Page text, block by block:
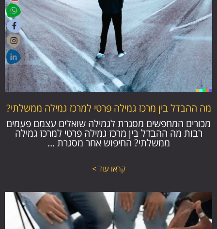
מה ההבדל בין מרכז גמילה פרטי למרכז גמילה ממשלתי?
מכורים המחפשים מסגרת לגמילה שואלים עצמם פעמים
רבות מה ההבדל בין מרכז גמילה פרטי למרכז גמילה
ממשלתי? החיפוש אחר מסגרת ...
קראו עוד >